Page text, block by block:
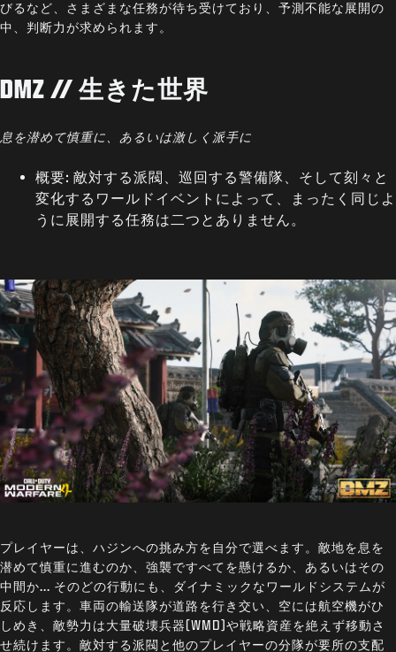
びるなど、さまざまな任務が待ち受けており、予測不能な展開の
中、判断力が求められます。
DMZ // 生きた世界
息を潜めて慎重に、あるいは激しく派手に
概要: 敵対する派閥、巡回する警備隊、そして刻々と
変化するワールドイベントによって、まったく同じよ
うに展開する任務は二つとありません。
プレイヤーは、ハジンへの挑み方を自分で選べます。敵地を息を
潜めて慎重に進むのか、強襲ですべてを懸けるか、あるいはその
中間か... そのどの行動にも、ダイナミックなワールドシステムが
反応します。車両の輸送隊が道路を行き交い、空には航空機がひ
しめき、敵勢力は大量破壊兵器(WMD)や戦略資産を絶えず移動さ
せ続けます。敵対する派閥と他のプレイヤーの分隊が要所の支配